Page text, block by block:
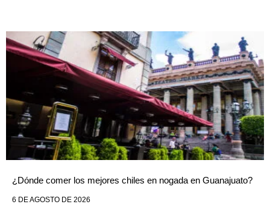
¿Dónde comer los mejores chiles en nogada en Guanajuato?
6 DE AGOSTO DE 2026